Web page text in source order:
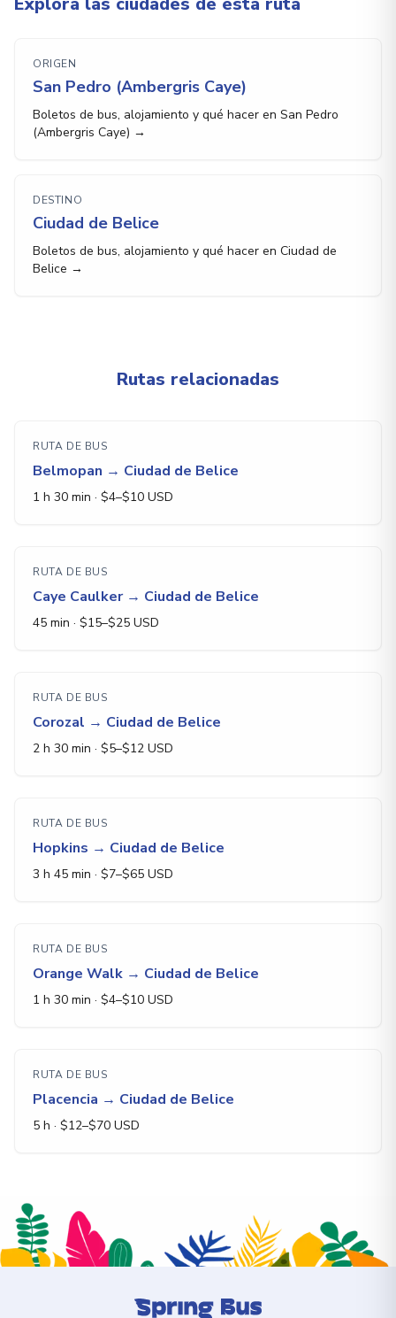
ORIGEN
San Pedro (Ambergris Caye)
Boletos de bus, alojamiento y qué hacer en San Pedro
(Ambergris Caye) →
DESTINO
Ciudad de Belice
Boletos de bus, alojamiento y qué hacer en Ciudad de
Belice →
Rutas relacionadas
RUTA DE BUS
Belmopan → Ciudad de Belice
1 h 30 min · $4–$10 USD
RUTA DE BUS
Caye Caulker→ Ciudad de Belice
45 min · $15–$25 USD
RUTA DE BUS
Corozal → Ciudad de Belice
2 h 30 min · $5–$12 USD
RUTA DE BUS
Hopkins → Ciudad de Belice
3 h 45 min · $7–$65 USD
RUTA DE BUS
Orange Walk → Ciudad de Belice
1 h 30 min · $4–$10 USD
RUTA DE BUS
Placencia → Ciudad de Belice
5 h · $12–$70 USD